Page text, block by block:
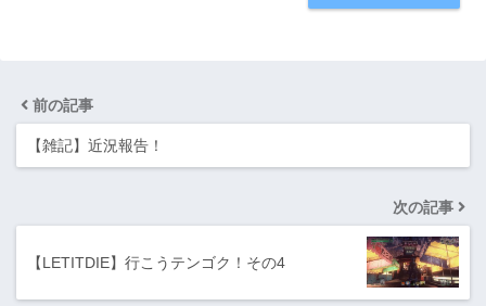
前の記事
【雑記】近況報告！
次の記事
【LETITDIE】行こうテンゴク！その4